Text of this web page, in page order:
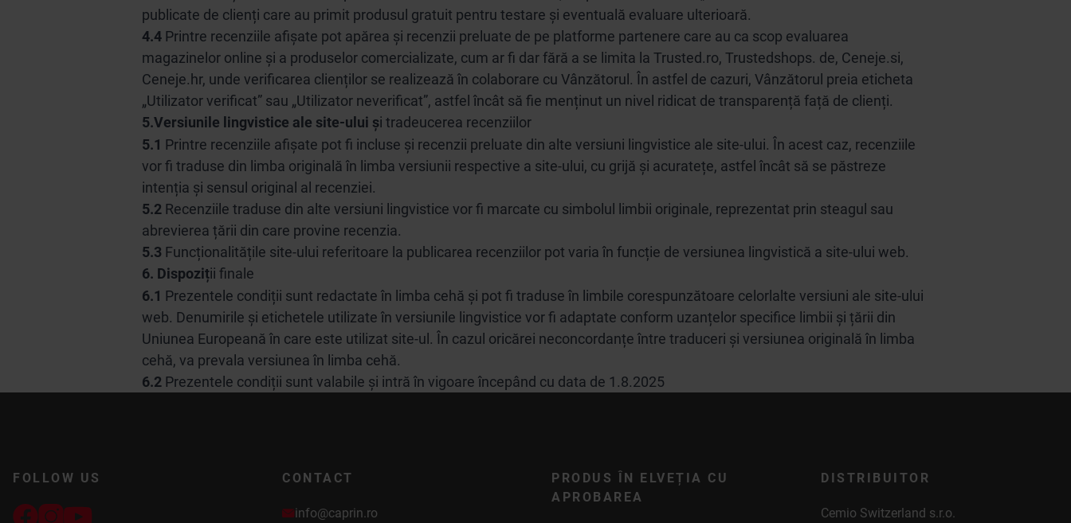
publicate de clienți care au primit produsul gratuit pentru testare și eventuală evaluare ulterioară.
4.4 Printre recenziile afișate pot apărea și recenzii preluate de pe platforme partenere care au ca scop evaluarea
magazinelor online și a produselor comercializate, cum ar fi dar fără a se limita la Trusted.ro, Trustedshops. de, Ceneje.si,
Ceneje.hr, unde verificarea clienților se realizează în colaborare cu Vânzătorul. În astfel de cazuri, Vânzătorul preia eticheta
„Utilizator verificat” sau „Utilizator neverificat”, astfel încât să fie menținut un nivel ridicat de transparență față de clienți.
5.Versiunile lingvistice ale site-ului și tradeucerea recenziilor
5.1 Printre recenziile afișate pot fi incluse și recenzii preluate din alte versiuni lingvistice ale site-ului. În acest caz, recenziile
vor fi traduse din limba originală în limba versiunii respective a site-ului, cu grijă și acuratețe, astfel încât să se păstreze
intenția și sensul original al recenziei.
5.2 Recenziile traduse din alte versiuni lingvistice vor fi marcate cu simbolul limbii originale, reprezentat prin steagul sau
abrevierea țării din care provine recenzia.
5.3 Funcționalitățile site-ului referitoare la publicarea recenziilor pot varia în funcție de versiunea lingvistică a site-ului web.
6. Dispoziții finale
6.1 Prezentele condiții sunt redactate în limba cehă și pot fi traduse în limbile corespunzătoare celorlalte versiuni ale site-ului
web. Denumirile și etichetele utilizate în versiunile lingvistice vor fi adaptate conform uzanțelor specifice limbii și țării din
Uniunea Europeană în care este utilizat site-ul. În cazul oricărei neconcordanțe între traduceri și versiunea originală în limba
cehă, va prevala versiunea în limba cehă.
6.2 Prezentele condiții sunt valabile și intră în vigoare începând cu data de 1.8.2025
FOLLOW US CONTACT
info@caprin.ro
PRODUS ÎN ELVEȚIA CU
APROBAREA
DISTRIBUITOR
Cemio Switzerland s.r.o.